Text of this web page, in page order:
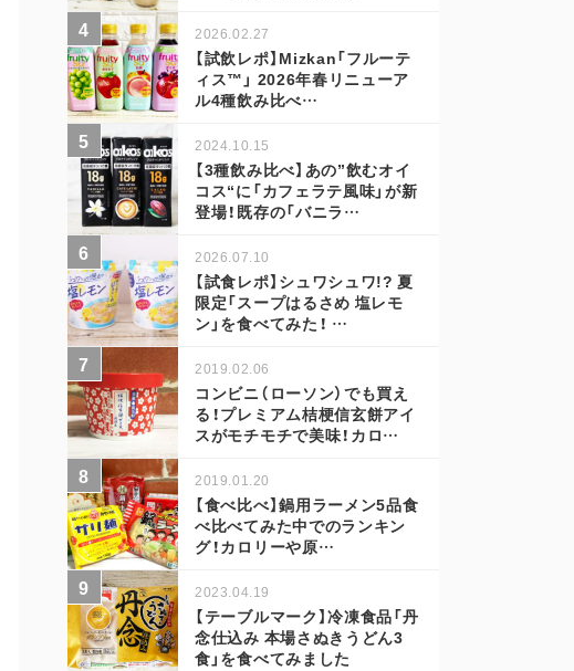
2026.02.27
【試飲レポ】Mizkan「フルーテ
ィス™」 2026年春リニューア
ル4種飲み比べ…
2024.10.15
【3種飲み比べ】あの”飲むオイ
コス“に「カフェラテ風味」が新
登場！既存の「バニラ…
2026.07.10
【試食レポ】シュワシュワ!? 夏
限定「スープはるさめ 塩レモ
ン」を食べてみた！ …
2019.02.06
コンビニ（ローソン）でも買え
る！プレミアム桔梗信玄餅アイ
スがモチモチで美味！カロ…
2019.01.20
【食べ比べ】鍋用ラーメン5品食
べ比べてみた中でのランキン
グ！カロリーや原…
2023.04.19
【テーブルマーク】冷凍食品「丹
念仕込み 本場さぬきうどん3
食」を食べてみました